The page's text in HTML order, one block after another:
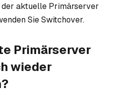
der aktuelle Primärserver
Sie Switchover.
Primärserver
wieder